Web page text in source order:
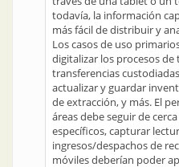
todavía, la información
más fácil de distribuir y
Los casos de uso
digitalizar los procesos de
transferencias
actualizar y guardar
de extracción, y más. El
áreas debe seguir de
específicos, capturar
ingresos/despachos de
móviles deberían poder